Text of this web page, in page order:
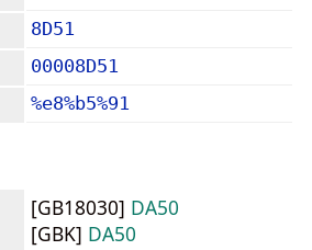
8D51
00008D51
%e8%b5%91
[GB18030] DA50
[GBK] DA50